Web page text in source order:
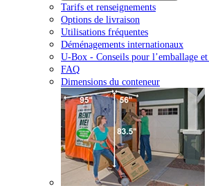
Tarifs et renseignements
Options de livraison
Utilisations fréquentes
Déménagements internationaux
U-Box - Conseils pour l’emballage
FAQ
Dimensions du conteneur